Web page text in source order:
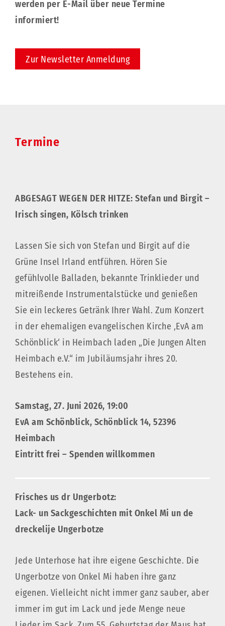
werden per E-Mail über neue Termine
informiert!
Zur Newsletter Anmeldung
Termine
ABGESAGT WEGEN DER HITZE: Stefan und Birgit –
Irisch singen, Kölsch trinken
Lassen Sie sich von Stefan und Birgit auf die
Grüne Insel Irland entführen. Hören Sie
gefühlvolle Balladen, bekannte Trinklieder und
mitreißende Instrumentalstücke und genießen
Sie ein leckeres Getränk Ihrer Wahl. Zum Konzert
in der ehemaligen evangelischen Kirche ‚EvA am
Schönblick‘ in Heimbach laden „Die Jungen Alten
Heimbach e.V.“ im Jubiläumsjahr ihres 20.
Bestehens ein.
Samstag, 27. Juni 2026, 19:00
EvA am Schönblick, Schönblick 14, 52396
Heimbach
Eintritt frei – Spenden willkommen
Frisches us dr Ungerbotz:
Lack- un Sackgeschichten mit Onkel Mi un de
dreckelije Ungerbotze
Jede Unterhose hat ihre eigene Geschichte. Die
Ungerbotze von Onkel Mi haben ihre ganz
eigenen. Vielleicht nicht immer ganz sauber, aber
immer im gut im Lack und jede Menge neue